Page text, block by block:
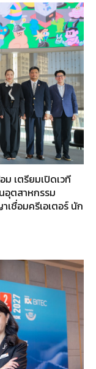
เตรียมเปิดเวที
อุตสาหกรรม
ชื่อมครีเอเตอร์ นัก